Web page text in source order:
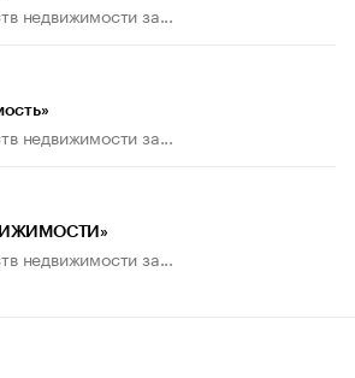
недвижимости за...
недвижимости за...
недвижимости за...